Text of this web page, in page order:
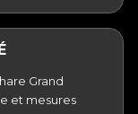
Grand
et mesures